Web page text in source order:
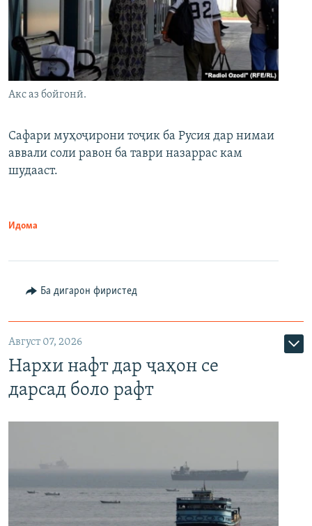
Акс аз бойгонӣ.
Сафари муҳоҷирони тоҷик ба Русия дар нимаи
аввали соли равон ба таври назаррас кам
шудааст.
Идома
Ба дигарон фиристед
Август 07, 2026
Нархи нафт дар ҷаҳон се
дарсад боло рафт